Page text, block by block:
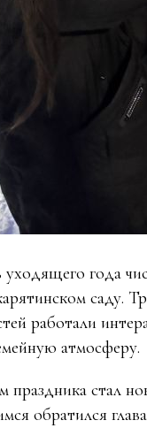
года
саду.
работали
атмосферу.
праздника стал
обратился